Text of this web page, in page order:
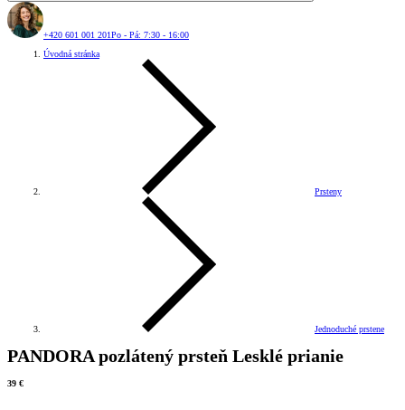
+420 601 001 201Po - Pá: 7:30 - 16:00
Úvodná stránka
Prsteny
Jednoduché prstene
PANDORA pozlátený prsteň Lesklé prianie
39 €